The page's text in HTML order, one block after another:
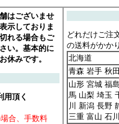
はございませ
示しておりま
れる場合もご
い。基本的に
休みです。
用頂く
合、手数料
どれだけご注
の送料がかか
北海道
青森 岩手 秋
山形 宮城 福
馬 山梨 埼玉
川 新潟 長野
三重 富山 石